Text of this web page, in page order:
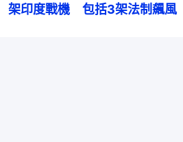
架印度戰機　包括3架法制飆風